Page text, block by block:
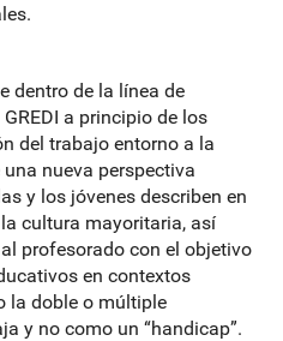
dentro de la línea de
a principio de los
del trabajo entorno a la
nueva perspectiva
y los jóvenes describen en
cultura mayoritaria, así
profesorado con el objetivo
en contextos
la doble o múltiple
y no como un “handicap”.